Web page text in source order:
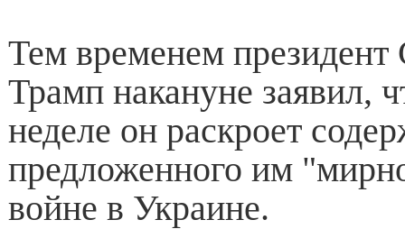
Тем временем
Трамп накануне заявил,
неделе он раскроет
предложенного им
войне в Украине.